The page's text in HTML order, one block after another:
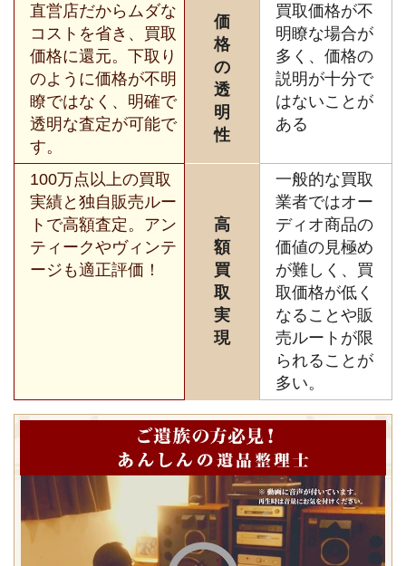
直営店だからムダな
コストを省き、買取
価格に還元。下取り
のように価格が不明
瞭ではなく、明確で
透明な査定が可能で
す。
価
格
の
透
明
性
買取価格が不
明瞭な場合が
多く、価格の
説明が十分で
はないことが
ある
100万点以上の買取
実績と独自販売ルー
トで高額査定。アン
ティークやヴィンテ
ージも適正評価！
高
額
買
取
実
現
一般的な買取
業者ではオー
ディオ商品の
価値の見極め
が難しく、買
取価格が低く
なることや販
売ルートが限
られることが
多い。